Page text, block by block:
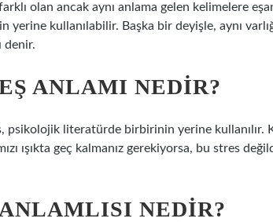
farklı olan ancak aynı anlama gelen kelimelere
kullanılabilir. Başka bir deyişle, aynı
denir.
ANLAMI NEDIR?
psikolojik literatürde birbirinin yerine kullanılır.
ışıkta geç kalmanız gerekiyorsa, bu stres
NEDIR?